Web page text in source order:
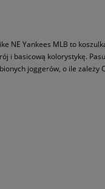
NE Yankees MLB to
i basicową kolorystykę.
joggerów, o ile zależy